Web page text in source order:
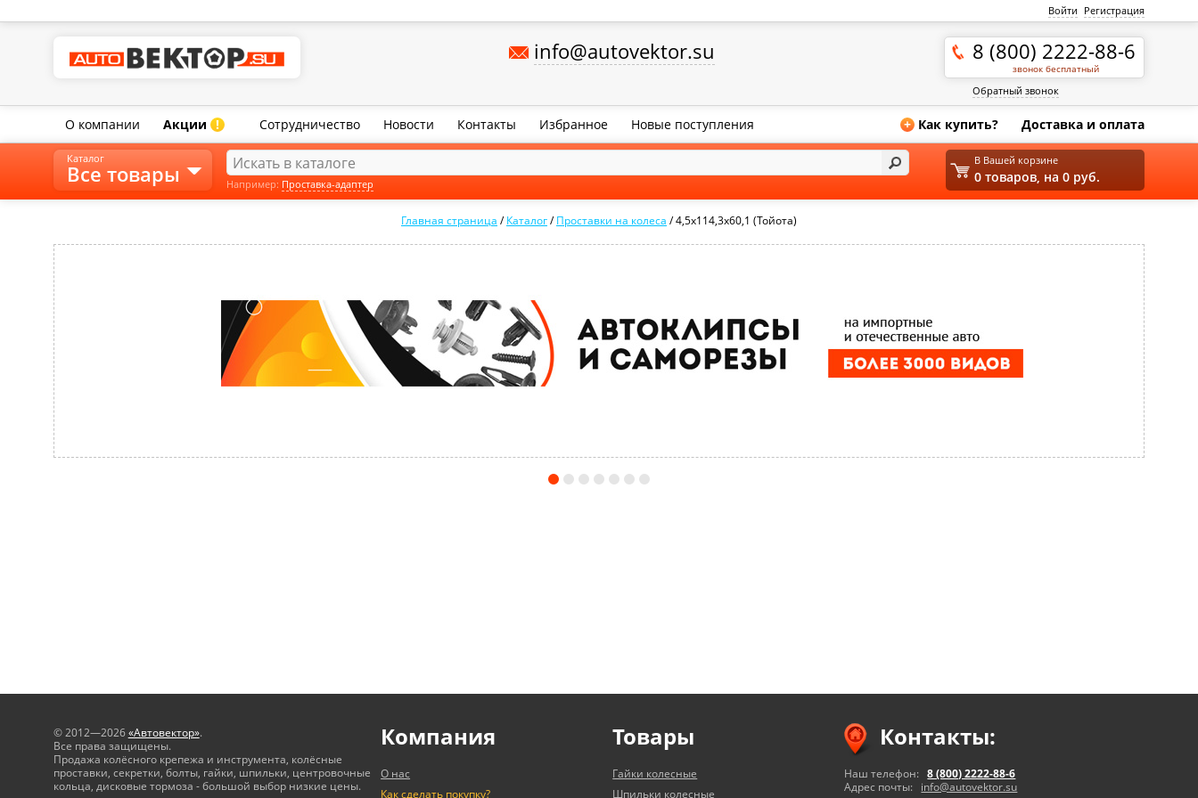
Войти Регистрация
info@autovektor.su 8 (800) 2222-88-6
звонок бесплатный
Обратный звонок
О компании Акции ! Сотрудничество Новости Контакты Избранное Новые поступления + Как купить? Доставка и оплата
Главная страница /Каталог/Проставки на колеса /4,5х114,3х60,1 (Тойота)
Каталог
Все товары
В Вашей корзине
0 товаров, на 0 руб.
Например: Проставка-адаптер
Компания
О нас
Как сделать покупку?
Товары
Гайки колесные
Шпильки колесные
Контакты:
Наш телефон:8 (800) 2222-88-6
Адрес почты: info@autovektor.su
© 2012—2026«Автовектор».
Все права защищены.
Продажа колёсного крепежа и инструмента, колёсные
проставки, секретки, болты, гайки, шпильки, центровочные
кольца, дисковые тормоза - большой выбор низкие цены.